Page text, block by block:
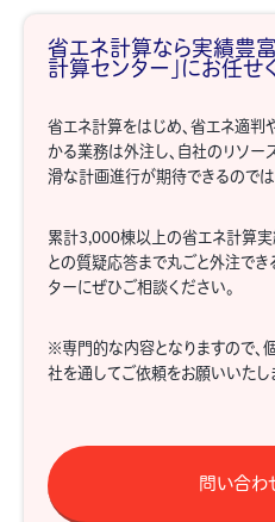
省エネ計算なら実績豊
計算センター」にお任せ
省エネ計算をはじめ、省エネ適
かる業務は外注し、自社のリソー
滑な計画進行が期待できるのでは
累計3,000棟以上の省エネ計算実
との質疑応答まで丸ごと外注で
ターにぜひご相談ください。
※専門的な内容となりますので
社を通してご依頼をお願いいたし
問い合わ